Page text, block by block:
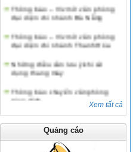
đại diện chi nhánh Đà Nẵng
Thông báo – V/v mở văn phòng
đại diện chi nhánh Thanh Hóa
dụng thang máy
Thông báo chuyển văn phòng
giao dịch
Xem tất cả
Quảng cáo